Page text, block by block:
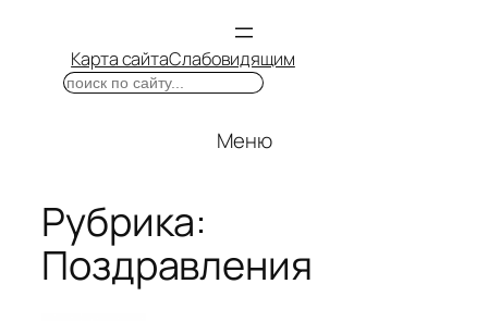
Карта сайтаСлабовидящим
Поиск
Меню
Рубрика:
Поздравления